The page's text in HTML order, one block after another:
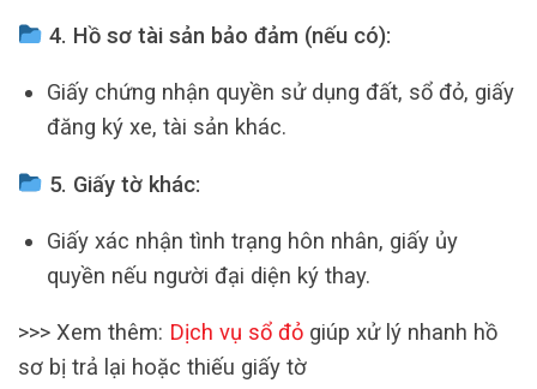
4. Hồ sơ tài sản bảo đảm (nếu có):
Giấy chứng nhận quyền sử dụng đất, sổ đỏ, giấy
đăng ký xe, tài sản khác.
5. Giấy tờ khác:
Giấy xác nhận tình trạng hôn nhân, giấy ủy
quyền nếu người đại diện ký thay.
>>> Xem thêm: Dịch vụ sổ đỏ giúp xử lý nhanh hồ
sơ bị trả lại hoặc thiếu giấy tờ